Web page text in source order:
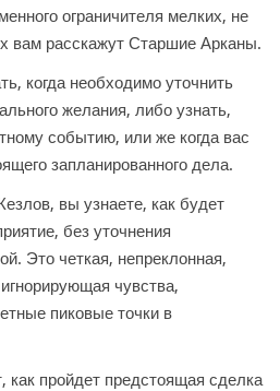
ограничителя мелких, не
вам расскажут Старшие Арканы.
когда необходимо уточнить
желания, либо узнать,
событию, или же когда вас
запланированного дела.
вы узнаете, как будет
без уточнения
Это четкая, непреклонная,
чувства,
пиковые точки в
как пройдет предстоящая сделка